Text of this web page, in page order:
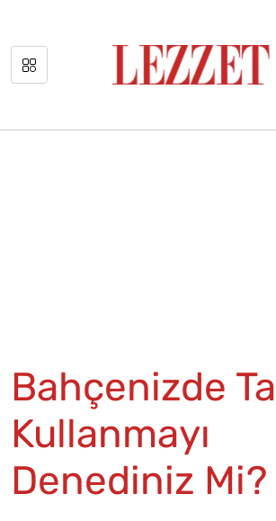
Bahçenizde
Kullanmayı
Denediniz Mi?